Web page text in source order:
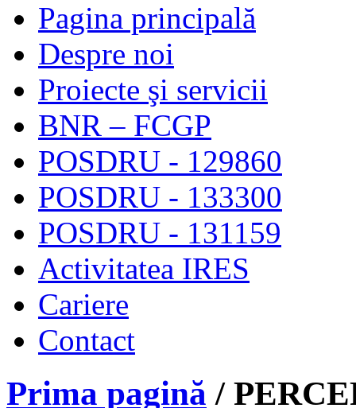
Pagina principală
Despre noi
Proiecte şi servicii
BNR – FCGP
POSDRU - 129860
POSDRU - 133300
POSDRU - 131159
Activitatea IRES
Cariere
Contact
Prima pagină /